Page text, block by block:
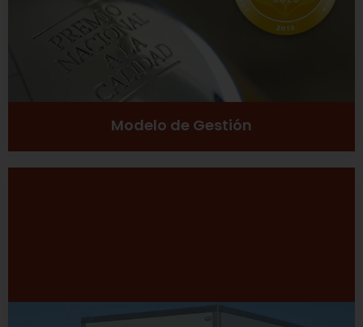
Modelo de Gestión
Desarrollo Sustentable